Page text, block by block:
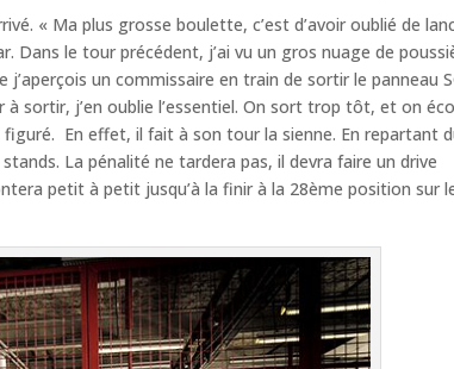
« Ma plus grosse boulette, c’est d’avoir oublié de
Dans le tour précédent, j’ai vu un gros nuage de
un commissaire en train de sortir le panneau
sortir, j’en oublie l’essentiel. On sort trop tôt, et on
figuré. En effet, il fait à son tour la sienne. En repartant
La pénalité ne tardera pas, il devra faire un drive
petit à petit jusqu’à la finir à la 28ème position sur